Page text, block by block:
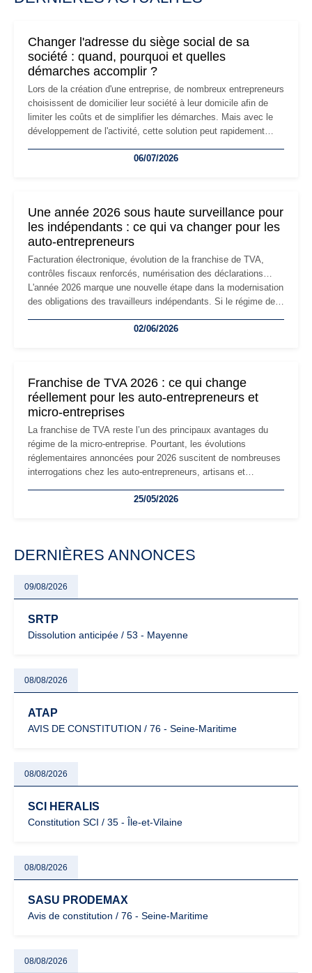
Changer l'adresse du siège social de sa
société : quand, pourquoi et quelles
démarches accomplir ?
Lors de la création d'une entreprise, de nombreux entrepreneurs
choisissent de domicilier leur société à leur domicile afin de
limiter les coûts et de simplifier les démarches. Mais avec le
développement de l'activité, cette solution peut rapidement
professionnels, recrutement, image de marque… Le
06/07/2026
Une année 2026 sous haute surveillance pour
les indépendants : ce qui va changer pour les
auto-entrepreneurs
Facturation électronique, évolution de la franchise de TVA,
contrôles fiscaux renforcés, numérisation des déclarations…
L'année 2026 marque une nouvelle étape dans la modernisation
des obligations des travailleurs indépendants. Si le régime de
les auto-entrepreneurs devront s'adapter à un environnement
02/06/2026
Franchise de TVA 2026 : ce qui change
réellement pour les auto-entrepreneurs et
micro-entreprises
La franchise de TVA reste l’un des principaux avantages du
régime de la micro-entreprise. Pourtant, les évolutions
réglementaires annoncées pour 2026 suscitent de nombreuses
interrogations chez les auto-entrepreneurs, artisans et
facturation ou risque de bascule vers la TVA : les règles
25/05/2026
DERNIÈRES ANNONCES
09/08/2026
SRTP
Dissolution anticipée / 53 - Mayenne
08/08/2026
ATAP
AVIS DE CONSTITUTION / 76 - Seine-Maritime
08/08/2026
SCI HERALIS
Constitution SCI / 35 - Île-et-Vilaine
08/08/2026
SASU PRODEMAX
Avis de constitution / 76 - Seine-Maritime
08/08/2026